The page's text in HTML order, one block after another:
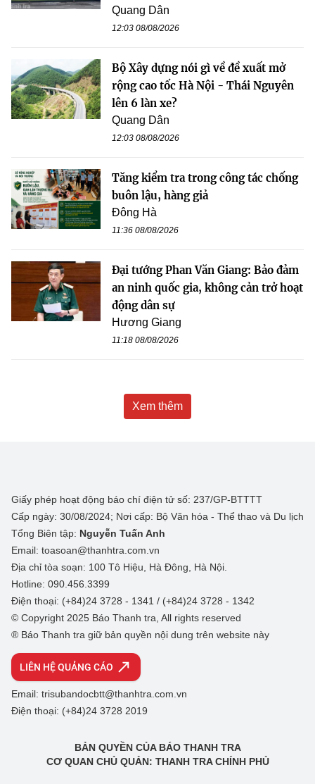
Quang Dân
12:03 08/08/2026
Bộ Xây dựng nói gì về đề xuất mở
rộng cao tốc Hà Nội - Thái Nguyên
lên 6 làn xe?
Quang Dân
12:03 08/08/2026
Tăng kiểm tra trong công tác chống
buôn lậu, hàng giả
Đông Hà
11:36 08/08/2026
Đại tướng Phan Văn Giang: Bảo đảm
an ninh quốc gia, không cản trở hoạt
động dân sự
Hương Giang
11:18 08/08/2026
Xem thêm
Giấy phép hoạt động báo chí điện tử số: 237/GP-BTTTT
Cấp ngày: 30/08/2024; Nơi cấp: Bộ Văn hóa - Thể thao và Du lịch
Tổng Biên tập: Nguyễn Tuấn Anh
Email: toasoan@thanhtra.com.vn
Địa chỉ tòa soạn: 100 Tô Hiệu, Hà Đông, Hà Nội.
Hotline: 090.456.3399
Điện thoại: (+84)24 3728 - 1341 / (+84)24 3728 - 1342
© Copyright 2025 Báo Thanh tra, All rights reserved
® Báo Thanh tra giữ bản quyền nội dung trên website này
LIÊN HỆ QUẢNG CÁO
Email: trisubandocbtt@thanhtra.com.vn
Điện thoại: (+84)24 3728 2019
BẢN QUYỀN CỦA BÁO THANH TRA
CƠ QUAN CHỦ QUẢN: THANH TRA CHÍNH PHỦ